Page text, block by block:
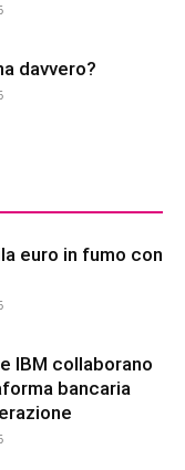
davvero?
euro in fumo con
IBM collaborano
bancaria